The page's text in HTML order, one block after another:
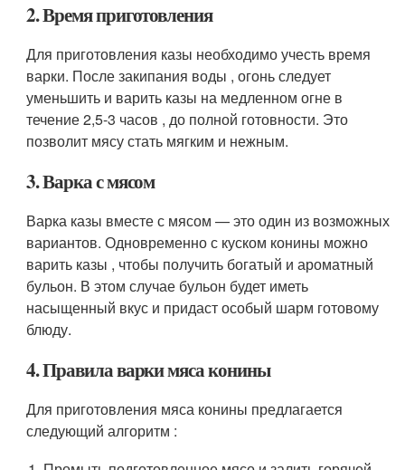
2. Время приготовления
Для приготовления казы необходимо учесть время
варки. После закипания воды , огонь следует
уменьшить и варить казы на медленном огне в
течение 2,5-3 часов , до полной готовности. Это
позволит мясу стать мягким и нежным.
3. Варка с мясом
Варка казы вместе с мясом — это один из возможных
вариантов. Одновременно с куском конины можно
варить казы , чтобы получить богатый и ароматный
бульон. В этом случае бульон будет иметь
насыщенный вкус и придаст особый шарм готовому
блюду.
4. Правила варки мяса конины
Для приготовления мяса конины предлагается
следующий алгоритм :